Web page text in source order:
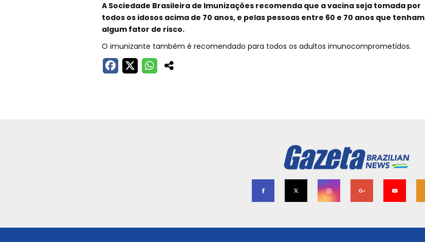
A Sociedade Brasileira de Imunizações recomenda que a vacina seja tomada por
todos os idosos acima de 70 anos, e pelas pessoas entre 60 e 70 anos que tenham
algum fator de risco.
O imunizante também é recomendado para todos os adultos imunocomprometidos.